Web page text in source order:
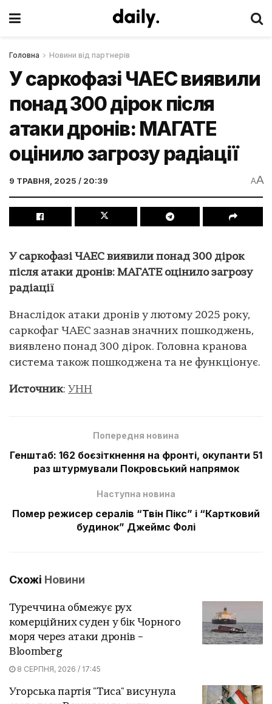
Головна Новини від партнерів
У саркофазі ЧАЕС виявили
понад 300 дірок після
атаки дронів: МАГАТЕ
оцінило загрозу радіації
9 ТРАВНЯ, 2025 / 20:39 AA
У саркофазі ЧАЕС виявили понад 300 дірок
після атаки дронів: МАГАТЕ оцінило загрозу
радіації
Внаслідок атаки дронів у лютому 2025 року,
саркофаг ЧАЕС зазнав значних пошкоджень,
виявлено понад 300 дірок. Головна кранова
система також пошкоджена та не функціонує.
Источник: УНН
Попередня новина
Генштаб: 162 боєзіткнення на фронті, окупанти 51
раз штурмували Покровський напрямок
Наступна новина
Помер режисер сералів “Твін Пікс” і “Картковий
будинок” Джеймс Фолі
Схожі Новини
Туреччина обмежує рух
комерційних суден у бік Чорного
моря через атаки дронів –
Bloomberg
8 СЕРПНЯ, 2026 / 17:45
Угорська партія "Тиса" висунула